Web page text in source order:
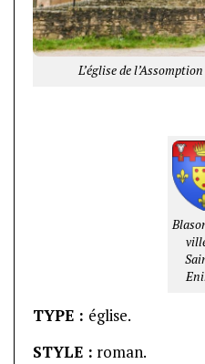
L’église de
TYPE : église.
STYLE : roman.